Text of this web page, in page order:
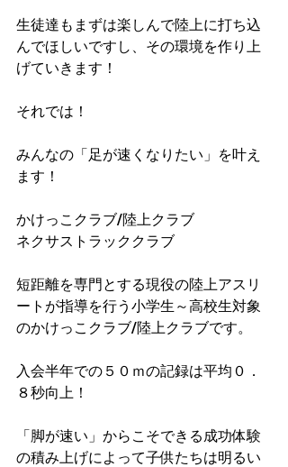
生徒達もまずは楽しんで陸上に打ち込
んでほしいですし、その環境を作り上
げていきます！
それでは！
みんなの「足が速くなりたい」を叶え
ます！
かけっこクラブ/陸上クラブ
ネクサストラッククラブ
短距離を専門とする現役の陸上アスリ
ートが指導を行う小学生～高校生対象
のかけっこクラブ/陸上クラブです。
入会半年での５０ｍの記録は平均０．
８秒向上！​
「脚が速い」からこそできる成功体験
の積み上げによって子供たちは明るい